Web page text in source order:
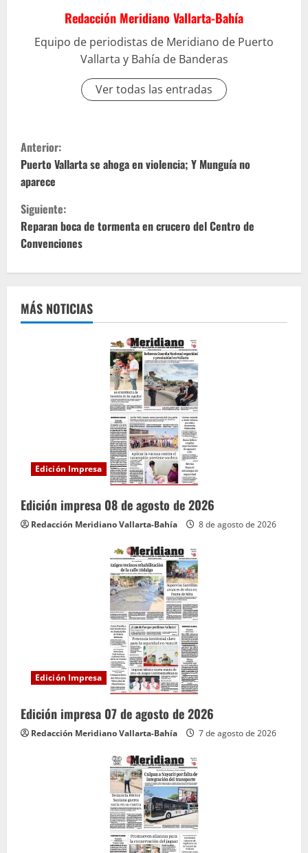
Redacción Meridiano Vallarta-Bahía
Equipo de periodistas de Meridiano de Puerto
Vallarta y Bahía de Banderas
Ver todas las entradas
S
i
g
u
e
e
Anterior:
Puerto Vallarta se ahoga en violencia; Y Munguía no
aparece
Siguiente:
Reparan boca de tormenta en crucero del Centro de
Convenciones
MÁS NOTICIAS
Edición Impresa
Edición impresa 08 de agosto de 2026
Redacción Meridiano Vallarta-Bahía 8 de agosto de 2026
Edición Impresa
Edición impresa 07 de agosto de 2026
Redacción Meridiano Vallarta-Bahía 7 de agosto de 2026